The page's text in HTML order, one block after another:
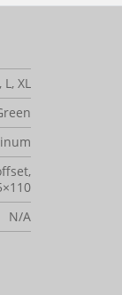
L, XL
N/A